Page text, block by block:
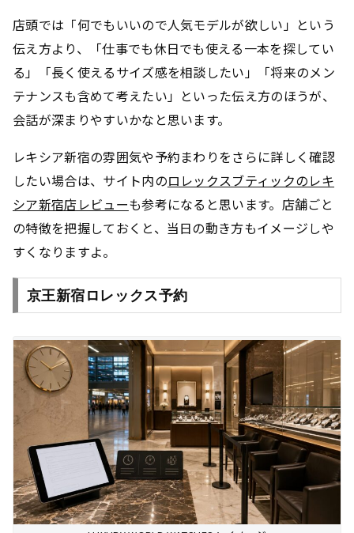
店頭では「何でもいいので人気モデルが欲しい」という
伝え方より、「仕事でも休日でも使える一本を探してい
る」「長く使えるサイズ感を相談したい」「将来のメン
テナンスも含めて考えたい」といった伝え方のほうが、
会話が深まりやすいかなと思います。
レキシア新宿の雰囲気や予約まわりをさらに詳しく確認
したい場合は、サイト内のロレックスブティックのレキ
シア新宿店レビューも参考になると思います。店舗ごと
の特徴を把握しておくと、当日の動き方もイメージしや
すくなりますよ。
京王新宿ロレックス予約